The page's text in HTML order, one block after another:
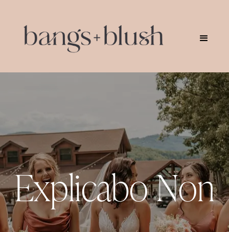
Explicabo Non